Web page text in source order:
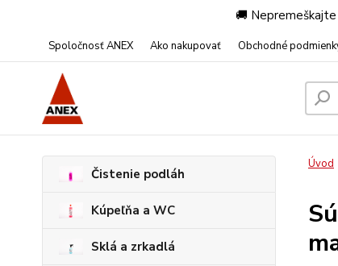
🚚
Spoločnosť ANEX Ako nakupovať Obchodné
Čistenie podláh
Kúpeľňa a WC
Sklá a zrkadlá
Úvod